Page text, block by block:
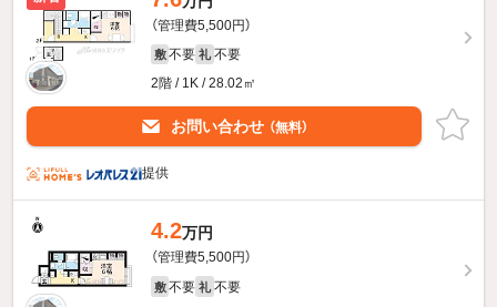
（管理費5,500円）
敷 不要 礼 不要
2階 / 1K / 28.02㎡
お問い合わせ （無料）
提供
4.2万円
（管理費5,500円）
敷 不要 礼 不要